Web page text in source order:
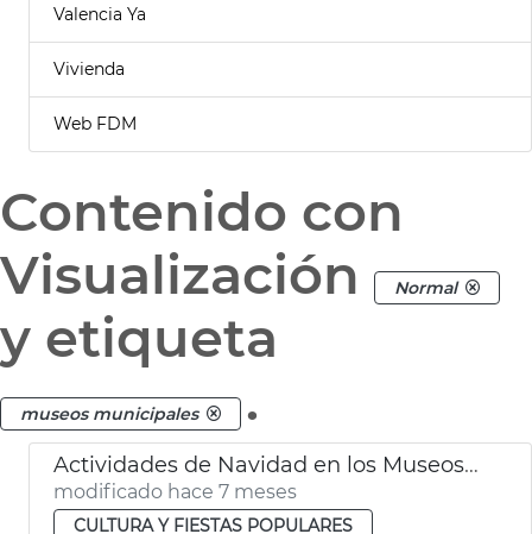
Valencia Ya
Vivienda
Web FDM
Contenido con
Visualización
Normal
y etiqueta
museos municipales .
Actividades de Navidad en los Museos Municipales
modificado hace 7 meses
CULTURA Y FIESTAS POPULARES